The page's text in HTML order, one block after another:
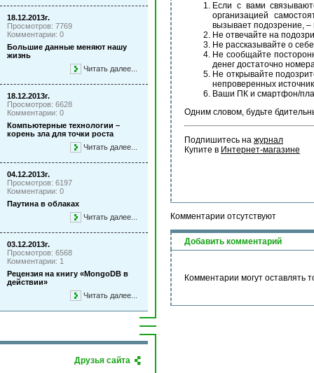
18.12.2013г.
Просмотров: 7769
Комментарии: 0
Большие данные меняют нашу
жизнь
Читать далее...
18.12.2013г.
Просмотров: 6628
Комментарии: 0
Компьютерные технологии –
корень зла для точки роста
Читать далее...
04.12.2013г.
Просмотров: 6197
Комментарии: 0
Паутина в облаках
Читать далее...
03.12.2013г.
Просмотров: 6568
Комментарии: 1
Рецензия на книгу «MongoDB в
действии»
Читать далее...
Друзья сайта
Если с вами
организацией
вызывает подозрение, –
Не отвечайте на
Не рассказывайте о
Не сообщайте
денег достаточно
Не открывайте
непроверенных
Ваши ПК и смартфон/
Одним словом, будьте
Подпишитесь на журнал
Купите в Интернет-магазине
Комментарии отсутствуют
Добавить комментарий
Комментарии могут оставлять